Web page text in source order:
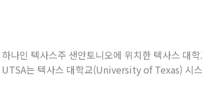
나인 텍사스주 샌안토니오에 위치한 텍사스 대
UTSA는 텍사스 대학교(University of Texas) 시